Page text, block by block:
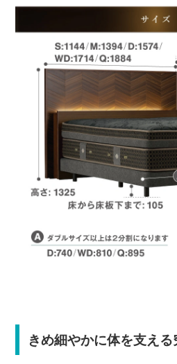
きめ細やかに体を支え